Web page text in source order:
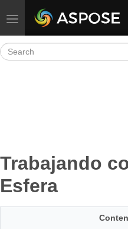
Toggle navigation
Trabajando
Esfera